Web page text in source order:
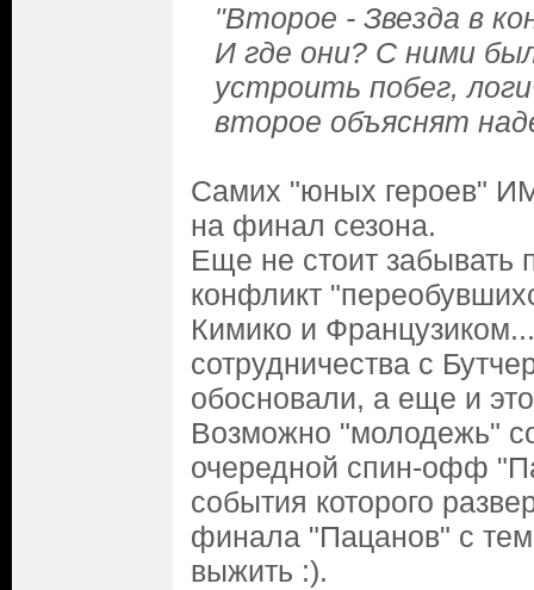
"Второе - Звезда в
И где они? С ними
устроить побег,
второе объяснят
Самих "юных героев"
на финал сезона.
Еще не стоит забывать
конфликт
Кимико и
сотрудничества с
обосновали, а еще и
Возможно "молодежь"
очередной спин-офф
события которого
финала "Пацанов" с
выжить :).